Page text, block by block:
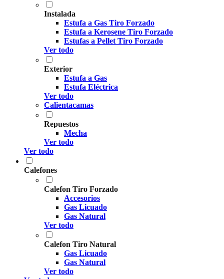
Instalada
Estufa a Gas Tiro Forzado
Estufa a Kerosene Tiro Forzado
Estufas a Pellet Tiro Forzado
Ver todo
Exterior
Estufa a Gas
Estufa Eléctrica
Ver todo
Calientacamas
Repuestos
Mecha
Ver todo
Ver todo
Calefones
Calefon Tiro Forzado
Accesorios
Gas Licuado
Gas Natural
Ver todo
Calefon Tiro Natural
Gas Licuado
Gas Natural
Ver todo